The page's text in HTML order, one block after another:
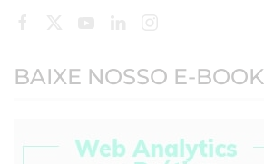
BAIXE NOSSO E-BOOK